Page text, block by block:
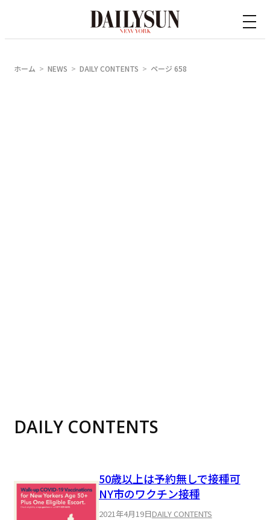
ホーム NEWS DAILY CONTENTS ページ 658
DAILY CONTENTS
50歳以上は予約無しで接種可
NY市のワクチン接種
2021年4月19日DAILY CONTENTS